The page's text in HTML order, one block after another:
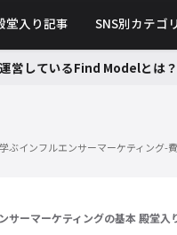
堂入り記事 SNS別カテゴリ
営しているFind Modelとは
ぶインフルエンサーマーケティング-
サーマーケティングの基本 殿堂入